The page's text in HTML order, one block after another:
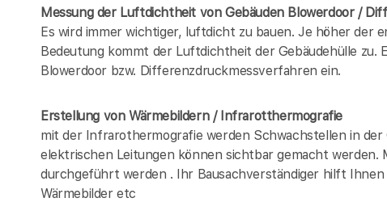
Messung der Luftdichtheit von Gebäuden Blowerdoor /
Es wird immer wichtiger, luftdicht zu bauen. Je höher der
Bedeutung kommt der Luftdichtheit der Gebäudehülle zu.
Blowerdoor bzw. Differenzdruckmessverfahren ein.
Erstellung von Wärmebildern / Infrarotthermografie
mit der Infrarothermografie werden Schwachstellen in der
elektrischen Leitungen können sichtbar gemacht
durchgeführt werden . Ihr Bausachverständiger hilft
Wärmebilder etc